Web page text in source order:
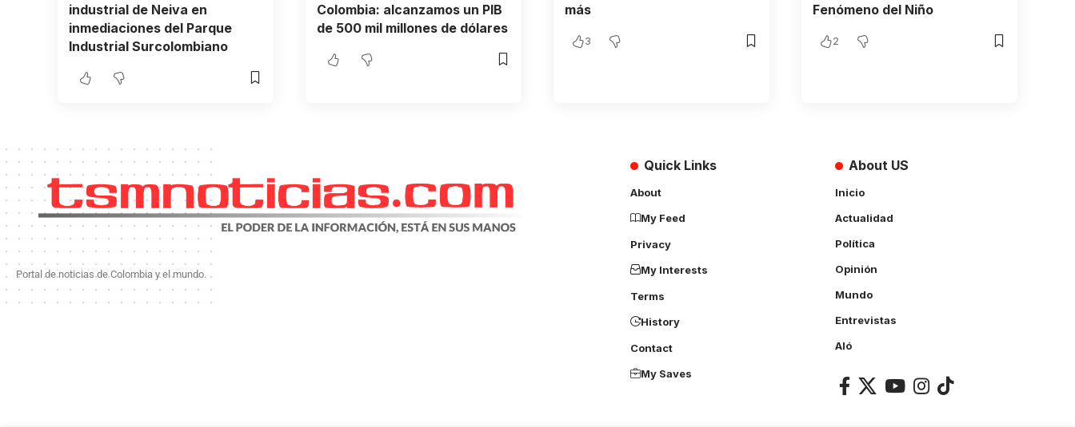
industrial de Neiva en
inmediaciones del Parque
Industrial Surcolombiano
Colombia: alcanzamos un PIB
de 500 mil millones de dólares
más
3
Fenómeno del Niño
2
Portal de noticias de Colombia y el mundo.
Quick Links
About
My Feed
Privacy
My Interests
Terms
History
Contact
My Saves
About US
Inicio
Actualidad
Política
Opinión
Mundo
Entrevistas
Aló